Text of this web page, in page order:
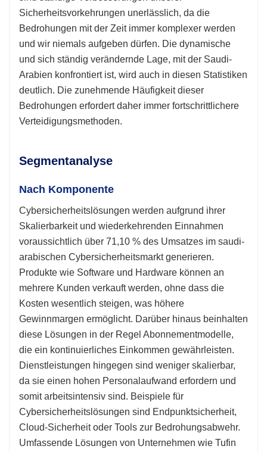
Sicherheitsvorkehrungen unerlässlich, da die
Bedrohungen mit der Zeit immer komplexer werden
und wir niemals aufgeben dürfen. Die dynamische
und sich ständig verändernde Lage, mit der Saudi-
Arabien konfrontiert ist, wird auch in diesen Statistiken
deutlich. Die zunehmende Häufigkeit dieser
Bedrohungen erfordert daher immer fortschrittlichere
Verteidigungsmethoden.
Segmentanalyse
Nach Komponente
Cybersicherheitslösungen werden aufgrund ihrer
Skalierbarkeit und wiederkehrenden Einnahmen
voraussichtlich über 71,10 % des Umsatzes im saudi-
arabischen Cybersicherheitsmarkt generieren.
Produkte wie Software und Hardware können an
mehrere Kunden verkauft werden, ohne dass die
Kosten wesentlich steigen, was höhere
Gewinnmargen ermöglicht. Darüber hinaus beinhalten
diese Lösungen in der Regel Abonnementmodelle,
die ein kontinuierliches Einkommen gewährleisten.
Dienstleistungen hingegen sind weniger skalierbar,
da sie einen hohen Personalaufwand erfordern und
somit arbeitsintensiv sind. Beispiele für
Cybersicherheitslösungen sind Endpunktsicherheit,
Cloud-Sicherheit oder Tools zur Bedrohungsabwehr.
Umfassende Lösungen von Unternehmen wie Tufin